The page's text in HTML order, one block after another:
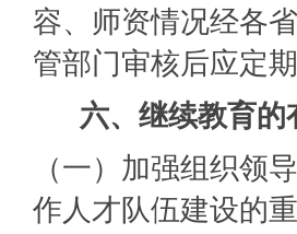
容、师资情况经各
管部门审核后应定
六、继续教育的
（一）加强组织领
作人才队伍建设的